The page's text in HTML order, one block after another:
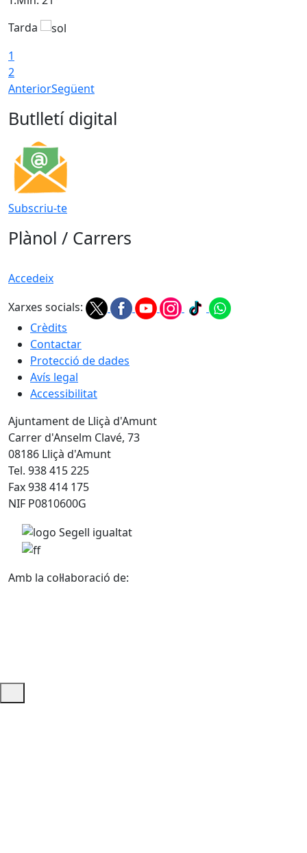
Tarda
1
2
AnteriorSegüent
Butlletí digital
Subscriu-te
Plànol / Carrers
Accedeix
Xarxes socials:
Crèdits
Contactar
Protecció de dades
Avís legal
Accessibilitat
Ajuntament de Lliçà d'Amunt
Carrer d'Anselm Clavé, 73
08186 Lliçà d'Amunt
Tel. 938 415 225
Fax 938 414 175
NIF P0810600G
Amb la col·laboració de: